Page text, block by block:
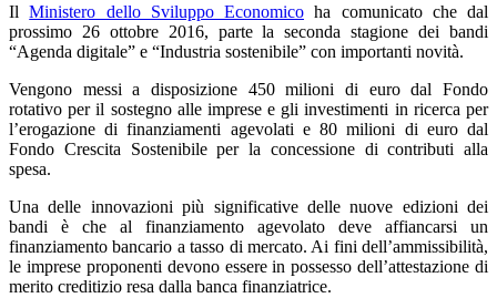
IlMinistero dello Sviluppo Economico ha comunicato che dal
prossimo 26 ottobre 2016, parte la seconda stagione dei bandi
“Agenda digitale” e “Industria sostenibile” con importanti novità.
Vengono messi a disposizione 450 milioni di euro dal Fondo
rotativo per il sostegno alle imprese e gli investimenti in ricerca per
l’erogazione di finanziamenti agevolati e 80 milioni di euro dal
Fondo Crescita Sostenibile per la concessione di contributi alla
spesa.
Una delle innovazioni più significative delle nuove edizioni dei
bandi è che al finanziamento agevolato deve affiancarsi un
finanziamento bancario a tasso di mercato. Ai fini dell’ammissibilità,
le imprese proponenti devono essere in possesso dell’attestazione di
merito creditizio resa dalla banca finanziatrice.